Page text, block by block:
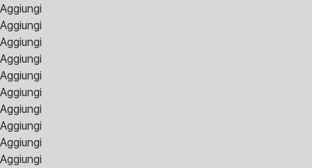
Aggiungi
Aggiungi
Aggiungi
Aggiungi
Aggiungi
Aggiungi
Aggiungi
Aggiungi
Aggiungi
Aggiungi